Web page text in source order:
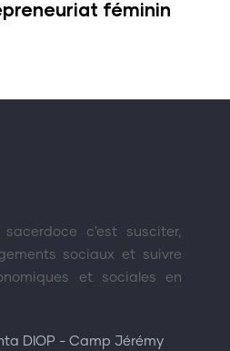
sacerdoce c'est susciter,
sociaux et suivre
et sociales en
DIOP - Camp Jérémy